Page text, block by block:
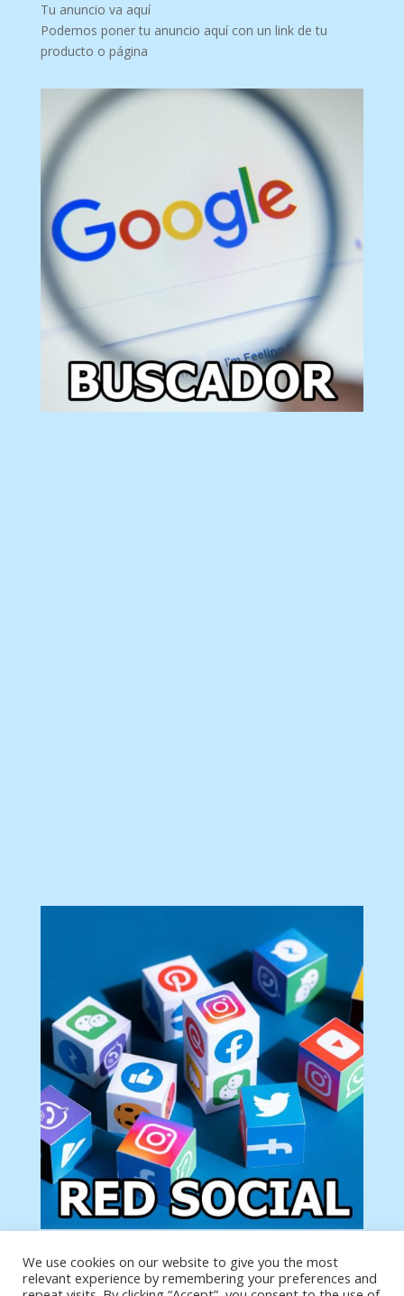
Tu anuncio va aquí
Podemos poner tu anuncio aquí con un link de tu
producto o página
Tu anuncio va aquí
Podemos poner tu anuncio aquí con un link de tu
We use cookies on our website to give you the most
relevant experience by remembering your preferences and